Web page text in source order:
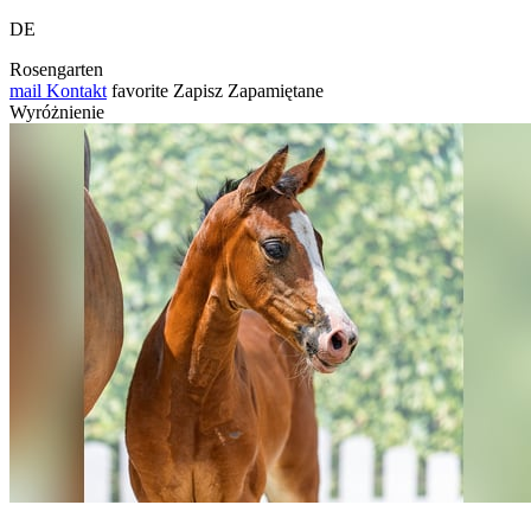
DE
Rosengarten
mail Kontakt favorite Zapisz Zapamiętane
Wyróżnienie